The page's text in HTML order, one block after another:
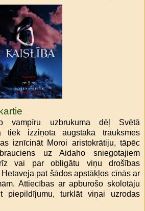
vampīru uzbrukuma dēļ Svētā
tiek izziņota augstākā trauksmes
iznīcināt Moroi aristokrātiju, tāpēc
uz Aidaho sniegotajiem
vai par obligātu viņu drošības
pat šādos apstākļos cīnās ar
Attiecības ar apburošo skolotāju
piepildījumu, turklāt viņai uzrodas